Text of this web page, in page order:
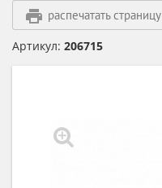
распечатать страницу
Артикул: 206715